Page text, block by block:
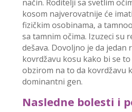
način. Roditelji sa svetlim
kosom najverovatnije će
fizičkim osobinama, a
sa tamnim očima. Izuzeci su
dešava. Dovoljno je da jedan
kovrdžavu kosu kako bi se
obzirom na to da kovrdžavu
dominantni gen.
Nasledne bolesti i